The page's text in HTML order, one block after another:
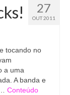
27
OUT 2011
tocando no
a uma
A banda e
Conteúdo